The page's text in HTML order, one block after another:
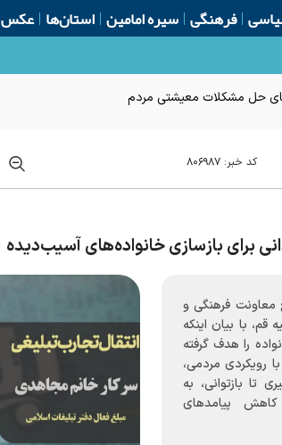
فرهنگی سیره امامین استان‌ها عکس
حل مشکلات معیشتی مردم
کد خبر: ۸۰۶۹۸۷
برای بازسازی خانواده‌های آسیب‌دیده
معاونت فرهنگی و
قم، با بیان اینکه
را هدف گرفته
رویکردی مردمی،
تا بازتوانی، به
پیامدهای